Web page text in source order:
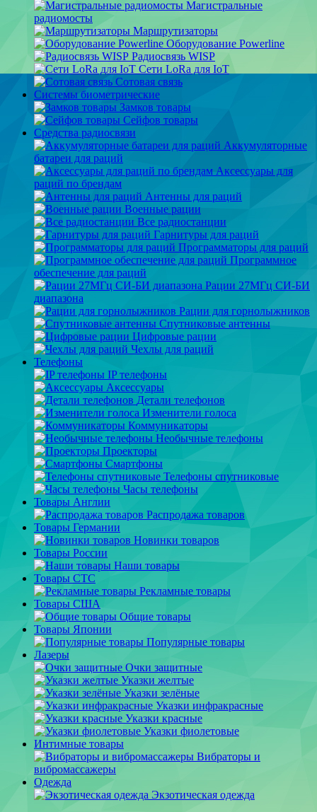
Магистральные
радиомосты
Маршрутизаторы
Оборудование Powerline
Радиосвязь WISP
Сети LoRa для IoT
Сотовая связь
Системы биометрические
Замков товары
Сейфов товары
Средства радиосвязи
Аккумуляторные
батареи для раций
Аксессуары для
раций по брендам
Антенны для раций
Военные рации
Все радиостанции
Гарнитуры для раций
Программаторы для раций
Программное
обеспечение для раций
Рации 27МГц СИ-БИ
диапазона
Рации для горнолыжников
Спутниковые антенны
Цифровые рации
Чехлы для раций
Телефоны
IP телефоны
Аксессуары
Детали телефонов
Изменители голоса
Коммуникаторы
Необычные телефоны
Проекторы
Смартфоны
Телефоны спутниковые
Часы телефоны
Товары Англии
Распродажа товаров
Товары Германии
Новинки товаров
Товары России
Наши товары
Товары СТС
Рекламные товары
Товары США
Общие товары
Товары Японии
Популярные товары
Лазеры
Очки защитные
Указки желтые
Указки зелёные
Указки инфракрасные
Указки красные
Указки фиолетовые
Интимные товары
Вибраторы и
вибромассажеры
Одежда
Экзотическая одежда